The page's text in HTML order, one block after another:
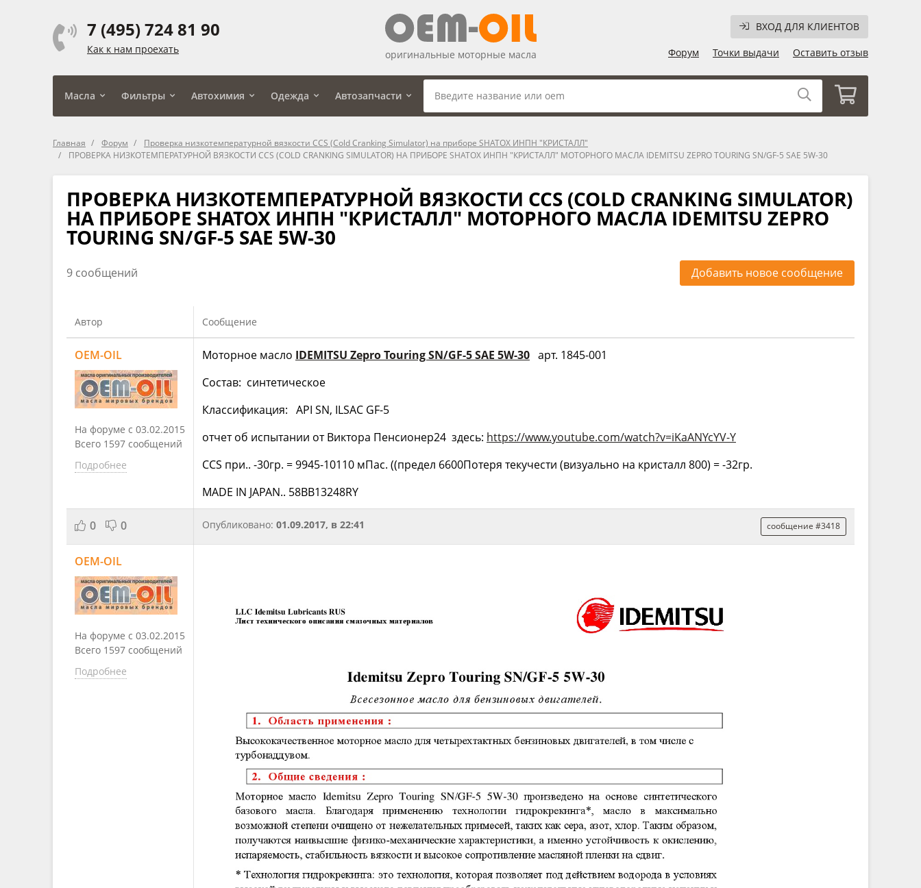
7 (495) 724 81 90
Как к нам проехать
ВХОД ДЛЯ КЛИЕНТОВ
Форум
Точки выдачи Оставить отзыв
оригинальные моторные масла
Масла Фильтры Автохимия Одежда Автозапчасти
Главная Форум
Проверка низкотемпературной вязкости CCS (Cold Cranking Simulator) на приборе SHATOX ИНПН "КРИСТАЛЛ"
ПРОВЕРКА НИЗКОТЕМПЕРАТУРНОЙ ВЯЗКОСТИ CCS (COLD CRANKING SIMULATOR) НА ПРИБОРЕ SHATOX ИНПН "КРИСТАЛЛ" МОТОРНОГО МАСЛА IDEMITSU ZEPRO TOURING SN/GF-5 SAE 5W-30
ПРОВЕРКА НИЗКОТЕМПЕРАТУРНОЙ ВЯЗКОСТИ CCS (COLD CRANKING SIMULATOR)
НА ПРИБОРЕ SHATOX ИНПН "КРИСТАЛЛ" МОТОРНОГО МАСЛА IDEMITSU ZEPRO
TOURING SN/GF-5 SAE 5W-30
9 сообщений Добавить новое сообщение
Автор Сообщение
OEM-OIL
На форуме с 03.02.2015
Всего 1597 сообщений
Подробнее
Моторное масло IDEMITSU Zepro Touring SN/GF-5 SAE 5W-30 арт. 1845-001
Состав: cинтетическое
Классификация: API SN, ILSAC GF-5
отчет об испытании от Виктора Пенсионер24 здесь: https://www.youtube.com/watch?v=iKaANYcYV-Y
CCS при.. -30гр. = 9945-10110 мПас. ((предел 6600Потеря текучести (визуально на кристалл 800) = -32гр.
MADE IN JAPAN.. 58BB13248RY
0 0 Опубликовано: 01.09.2017, в 22:41 сообщение #3418
OEM-OIL
На форуме с 03.02.2015
Всего 1597 сообщений
Подробнее